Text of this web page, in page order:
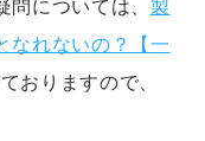
問については、 製
なれないの？【一
おりますので、